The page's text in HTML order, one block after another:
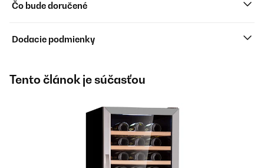
Čo bude doručené
Dodacie podmienky
Tento článok je súčasťou